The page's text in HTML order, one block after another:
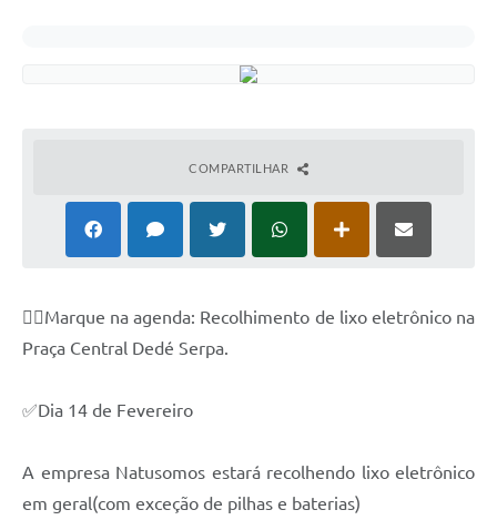
COMPARTILHAR
👉🏽Marque na agenda: Recolhimento de lixo eletrônico na
Praça Central Dedé Serpa.
✅Dia 14 de Fevereiro
A empresa Natusomos estará recolhendo lixo eletrônico
em geral(com exceção de pilhas e baterias)